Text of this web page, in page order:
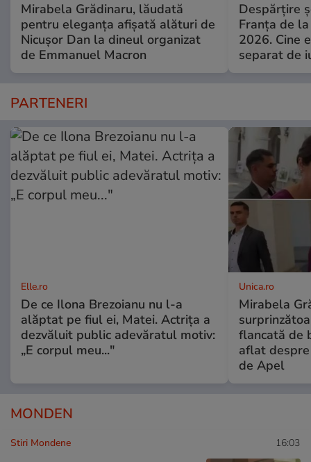
Mirabela Grădinaru, lăudată
pentru eleganța afișată alături de
Nicușor Dan la dineul organizat
de Emmanuel Macron
Despărțire
Franța de
2026. Cine
separat de
PARTENERI
Elle.ro
De ce Ilona Brezoianu nu l-a
alăptat pe fiul ei, Matei. Actrița a
dezvăluit public adevăratul motiv:
„E corpul meu..."
Unica.ro
Mirabela
flancată de
aflat
de Apel
MONDEN
Stiri Mondene 16:03